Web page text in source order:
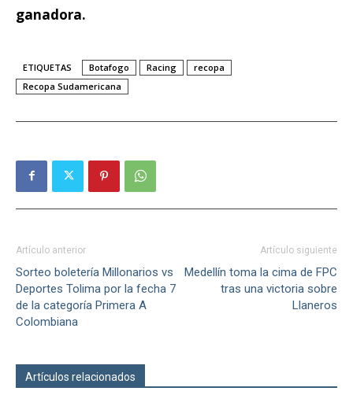
ganadora.
ETIQUETAS Botafogo Racing
recopa
Recopa Sudamericana
Artículo anterior
Sorteo boletería Millonarios vs
Deportes Tolima por la fecha 7
de la categoría Primera A
Colombiana
Artículo siguiente
Medellín toma la cima de FPC
tras una victoria sobre
Llaneros
Artículos relacionados